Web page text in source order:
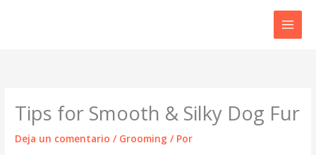
Tips for Smooth & Silky Dog Fur
Deja un comentario / Grooming / Por